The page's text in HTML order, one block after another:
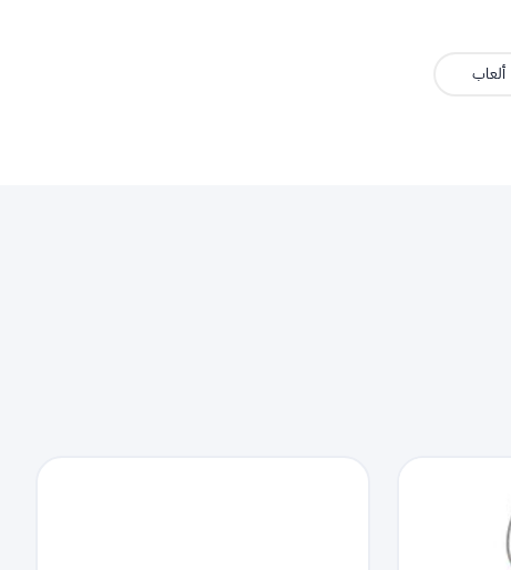
ألعاب